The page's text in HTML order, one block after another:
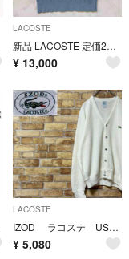
LACOSTE
新品 LACOSTE 定価2万 ケーブルニットTシャツ 36 くすみライトブルー
¥ 13,000
LACOSTE
IZOD ラコステ USA製 ニットカーディガン セーター 刺繍ロゴ 白 M
¥ 5,080